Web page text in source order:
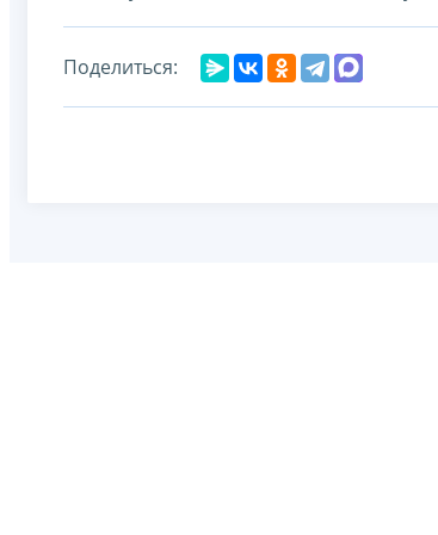
Поделиться: